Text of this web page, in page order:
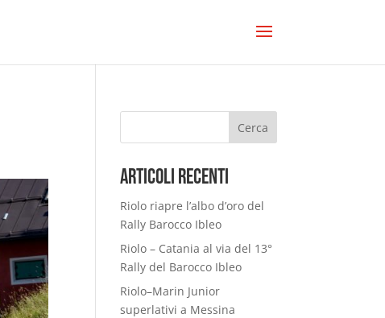
Cerca
Articoli Recenti
Riolo riapre l’albo d’oro del
Rally Barocco Ibleo
Riolo – Catania al via del 13°
Rally del Barocco Ibleo
Riolo–Marin Junior
superlativi a Messina